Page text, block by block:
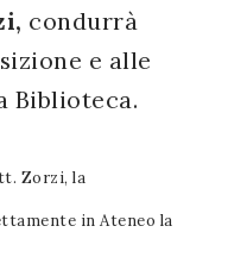
condurrà
e alle
Biblioteca.
Zorzi, la
in Ateneo la